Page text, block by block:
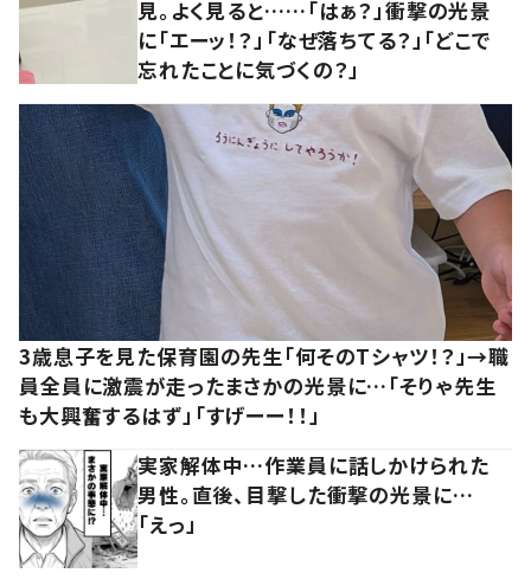
見。よく見ると……「はぁ？」衝撃の光景
に「エーッ！？」「なぜ落ちてる？」「どこで
忘れたことに気づくの？」
3歳息子を見た保育園の先生「何そのTシャツ！？」→職
員全員に激震が走ったまさかの光景に…「そりゃ先生
も大興奮するはず」「すげーー！！」
実家解体中…作業員に話しかけられた
男性。直後、目撃した衝撃の光景に…
「えっ」